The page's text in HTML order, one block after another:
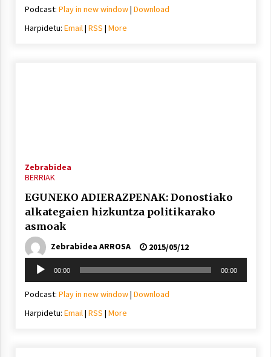
Hala Bedi irratiko Hizpidea saioan
Podcast: Play in new window| Download
Harpidetu: Email| RSS | More
Zebrabidea
BERRIAK
EGUNEKO ADIERAZPENAK: Donostiako
alkategaien hizkuntza politikarako
asmoak
Zebrabidea ARROSA
2015/05/12
Soinu
erreproduzigailua
00:00 00:00
Podcast: Play in new window| Download
Harpidetu: Email| RSS | More